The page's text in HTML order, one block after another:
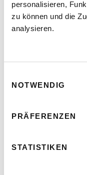
personalisieren,
zu können und die
analysieren.
NOTWENDIG
PRÄFERENZEN
STATISTIKEN
DIESE